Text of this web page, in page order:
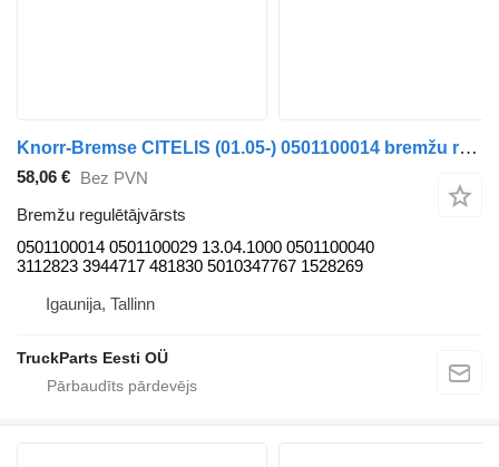
Knorr-Bremse CITELIS (01.05-) 0501100014 bremžu regulētājvārsts paredzēts Irisbus Access, Evadys, Axer, Karosa, Recreo, Domino, Agora, Citelis, Eurorider (1999-) autobusa
58,06 € Bez PVN
Bremžu regulētājvārsts
0501100014 0501100029 13.04.1000 0501100040
3112823 3944717 481830 5010347767 1528269
Igaunija, Tallinn
TruckParts Eesti OÜ